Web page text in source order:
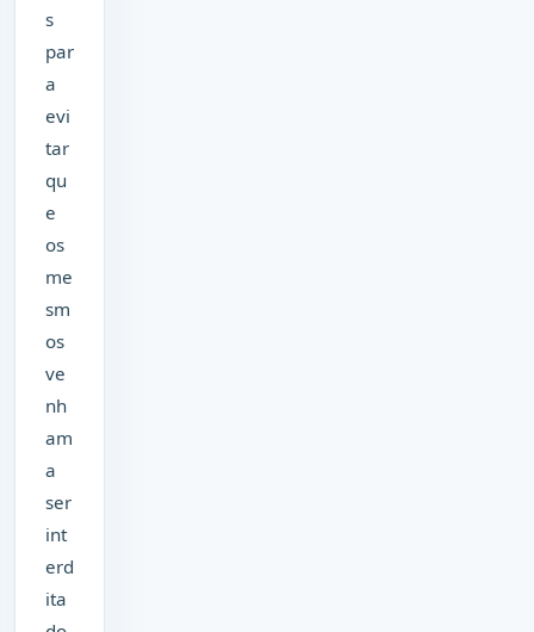
s
par
a
evi
tar
qu
e
os
me
sm
os
ve
nh
am
a
ser
int
erd
ita